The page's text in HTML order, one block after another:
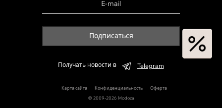
Подписаться
Получать новости в Telegram
Карта сайта Конфиденциальность
Оферта
© 2009-2026 Modoza